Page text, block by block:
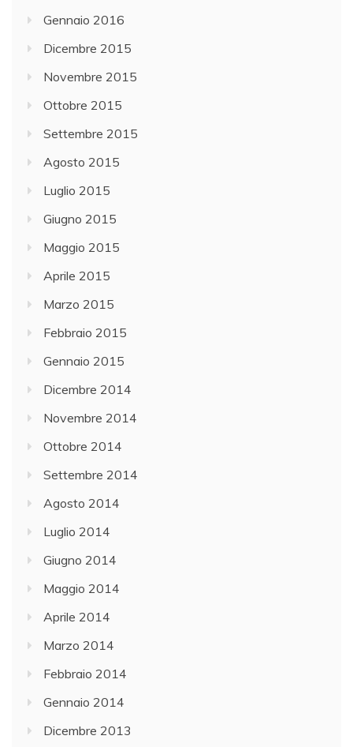
Gennaio 2016
Dicembre 2015
Novembre 2015
Ottobre 2015
Settembre 2015
Agosto 2015
Luglio 2015
Giugno 2015
Maggio 2015
Aprile 2015
Marzo 2015
Febbraio 2015
Gennaio 2015
Dicembre 2014
Novembre 2014
Ottobre 2014
Settembre 2014
Agosto 2014
Luglio 2014
Giugno 2014
Maggio 2014
Aprile 2014
Marzo 2014
Febbraio 2014
Gennaio 2014
Dicembre 2013